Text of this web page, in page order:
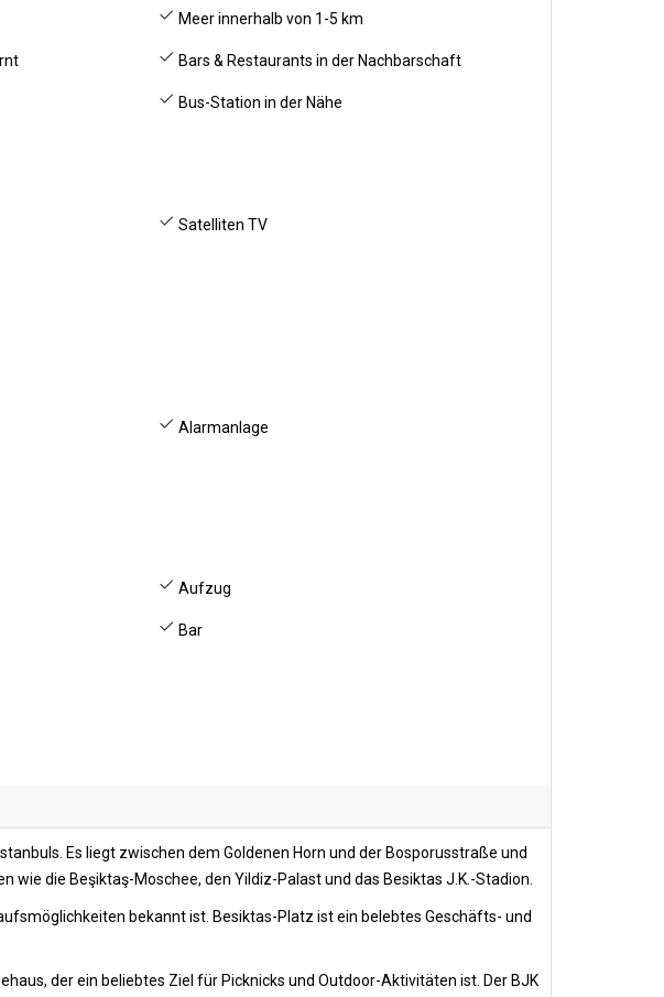
Meer innerhalb von 1-5 km
Bars & Restaurants in der Nachbarschaft
Bus-Station in der Nähe
Satelliten TV
Alarmanlage
Aufzug
Bar
Es liegt zwischen dem Goldenen Horn und der Bosporusstraße und
die Beşiktaş-Moschee, den Yildiz-Palast und das Besiktas J.K.-Stadion.
bekannt ist. Besiktas-Platz ist ein belebtes Geschäfts- und
der ein beliebtes Ziel für Picknicks und Outdoor-Aktivitäten ist. Der BJK